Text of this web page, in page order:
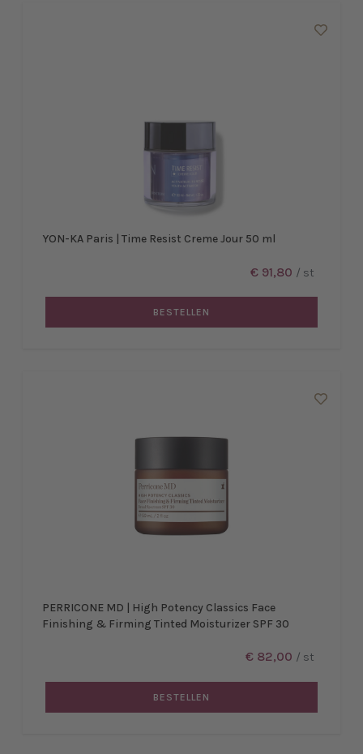
YON-KA Paris | Time Resist Creme Jour 50 ml
€ 91,80 / st
BESTELLEN
PERRICONE MD | High Potency Classics Face
Finishing & Firming Tinted Moisturizer SPF 30
€ 82,00 / st
BESTELLEN